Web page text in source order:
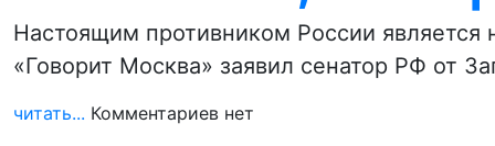
Настоящим противником России
«Говорит Москва» заявил сенатор РФ от
читать... Комментариев нет